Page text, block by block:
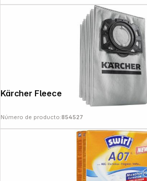
Kärcher Fleece Filter Bags
Número de producto:854527